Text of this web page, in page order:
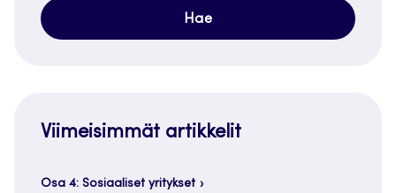
Viimeisimmät artikkelit
Osa 4: Sosiaaliset yritykset